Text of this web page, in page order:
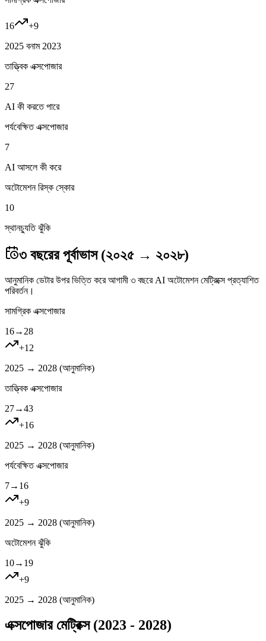
16 +9
2025 বনাম 2023
তাত্ত্বিক এক্সপোজার
27
AI কী করতে পারে
পর্যবেক্ষিত এক্সপোজার
7
AI আসলে কী করে
অটোমেশন রিস্ক স্কোর
10
স্থানচ্যুতি ঝুঁকি
৩ বছরের পূর্বাভাস (২০২৫ → ২০২৮)
আনুমানিক ডেটার উপর ভিত্তি করে আগামী ৩ বছরে AI অটোমেশন মেট্রিক্সে প্রত্যাশিত
পরিবর্তন।
সামগ্রিক এক্সপোজার
16→ 28
+12
2025 → 2028 (আনুমানিক)
তাত্ত্বিক এক্সপোজার
27→43
+16
2025 → 2028 (আনুমানিক)
পর্যবেক্ষিত এক্সপোজার
7→ 16
+9
2025 → 2028 (আনুমানিক)
অটোমেশন ঝুঁকি
10→ 19
+9
2025 → 2028 (আনুমানিক)
এক্সপোজার মেট্রিক্স (2023 - 2028)